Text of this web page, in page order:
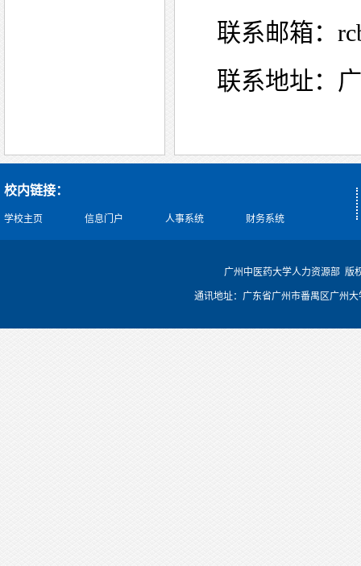
联系邮箱：
联系地址：
校内链接：
学校主页 信息门户 人事系统 财务系统
广州中医药大学人力资源部 版
通讯地址：广东省广州市番禺区广州